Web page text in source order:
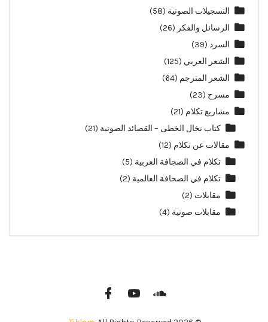
التسجيلات الصوتية (58)
الرسائل والفكر (26)
السرد (39)
الشعر العربي (125)
الشعر المترجم (64)
مسرح (23)
مشاريع تكلام (21)
كتاب نخال الخطى – القصائد الصوتية (21)
مقالات عن تكلام (12)
تكلام في الصجافة العربية (5)
تكلام في الصحافة العالمية (2)
مقابلات (2)
مقابلات صوتية (4)